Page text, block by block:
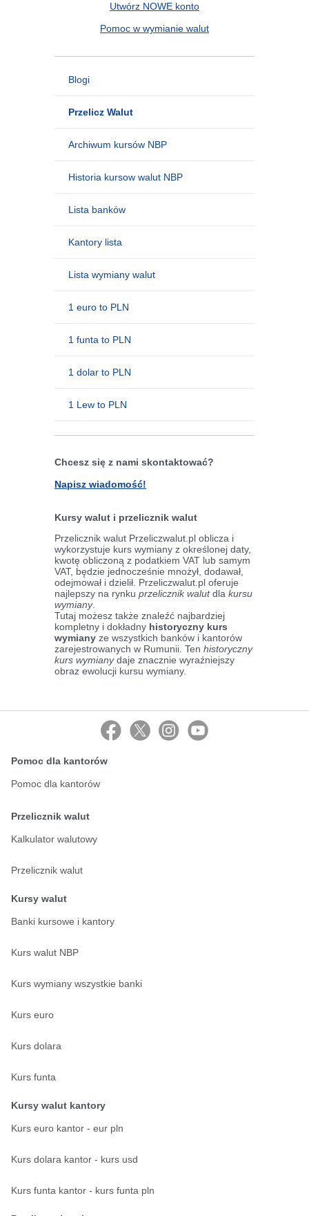
Utwórz NOWE konto
Pomoc w wymianie walut
Blogi
Przelicz Walut
Archiwum kursów NBP
Historia kursow walut NBP
Lista banków
Kantory lista
Lista wymiany walut
1 euro to PLN
1 funta to PLN
1 dolar to PLN
1 Lew to PLN
Chcesz się z nami skontaktować?
Napisz wiadomość!
Kursy walut i przelicznik walut
Przelicznik walut Przeliczwalut.pl oblicza i
wykorzystuje kurs wymiany z określonej daty,
kwotę obliczoną z podatkiem VAT lub samym
VAT, będzie jednocześnie mnożył, dodawał,
odejmował i dzielił. Przeliczwalut.pl oferuje
najlepszy na rynku przelicznik walutdla kursu
wymiany.
Tutaj możesz także znaleźć najbardziej
kompletny i dokładny historyczny kurs
wymiany ze wszystkich banków i kantorów
zarejestrowanych w Rumunii. Ten historyczny
kurs wymianydaje znacznie wyraźniejszy
obraz ewolucji kursu wymiany.
Pomoc dla kantorów
Pomoc dla kantorów
Przelicznik walut
Kalkulator walutowy
Przelicznik walut
Kursy walut
Banki kursowe i kantory
Kurs walut NBP
Kurs wymiany wszystkie banki
Kurs euro
Kurs dolara
Kurs funta
Kursy walut kantory
Kurs euro kantor - eur pln
Kurs dolara kantor - kurs usd
Kurs funta kantor - kurs funta pln